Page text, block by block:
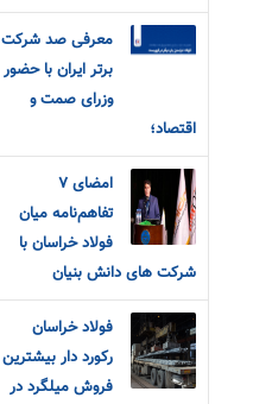
معرفی صد شرکت
برتر ایران با حضور
وزرای صمت و
اقتصاد؛
امضای ۷
تفاهم‌نامه میان
فولاد خراسان با
شرکت های دانش بنیان
فولاد خراسان
رکورد دار بیشترین
فروش میلگرد در